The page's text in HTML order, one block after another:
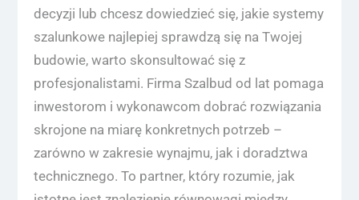
decyzji lub chcesz dowiedzieć się, jakie systemy
szalunkowe najlepiej sprawdzą się na Twojej
budowie, warto skonsultować się z
profesjonalistami. Firma Szalbud od lat pomaga
inwestorom i wykonawcom dobrać rozwiązania
skrojone na miarę konkretnych potrzeb –
zarówno w zakresie wynajmu, jak i doradztwa
technicznego. To partner, który rozumie, jak